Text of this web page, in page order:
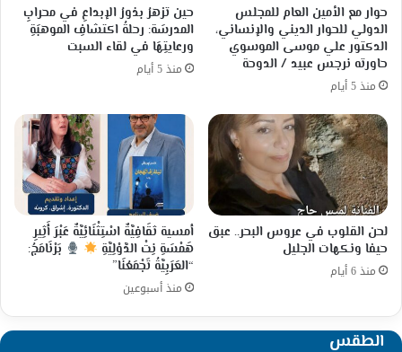
حوار مع الأمين العام للمجلس
الدولي للحوار الديني والإنساني،
الدكتور علي موسى الموسوي
حاورته نرجس عبيد / الدوحة
منذ 5 أيام
حين تزهرُ بذورُ الإبداعِ في محرابِ
المدرسَة: رحلةُ اكتشافِ الموهبَةِ
ورعايتِهَا في لقاء السبت
منذ 5 أيام
لحن القلوب في عروس البحر.. عبق
حيفا ونكهات الجليل
منذ 6 أيام
أمسية ثقَافِيَّةٌ اسْتِثْنَائِيَّةٌ عَبْرَ أَثِيرِ
هَمْسَةِ نِتْ الدَّوْلِيَّةِ
بَرْنَامَجُ:
“العَرَبِيَّةُ تَجْمَعُنَا”
منذ أسبوعين
الطقس